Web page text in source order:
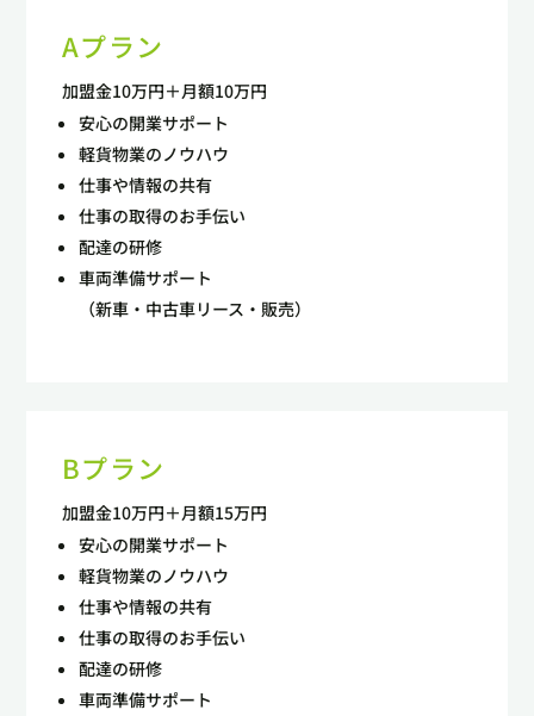
Aプラン
加盟金10万円＋月額10万円
安心の開業サポート
軽貨物業のノウハウ
仕事や情報の共有
仕事の取得のお手伝い
配達の研修
車両準備サポート
（新車・中古車リース・販売）
Bプラン
加盟金10万円＋月額15万円
安心の開業サポート
軽貨物業のノウハウ
仕事や情報の共有
仕事の取得のお手伝い
配達の研修
車両準備サポート